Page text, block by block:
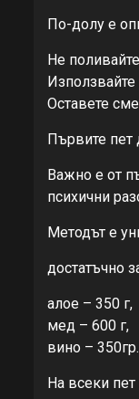
По-долу е
Не
Оставете
Първите пет
Важно е от
психични
Методът е
достатъчно
алое – 350 г,
мед – 600 г,
вино – 350гр.
На всеки